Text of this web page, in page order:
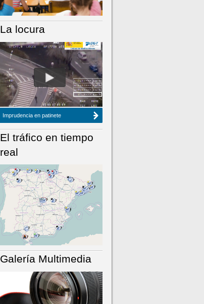
NÚMERO ACTUAL HEMEROTECA
La locura
Imprudencia en patinete
El tráfico en tiempo
real
Galería Multimedia